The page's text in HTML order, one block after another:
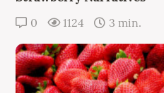
0 1124 3 min.